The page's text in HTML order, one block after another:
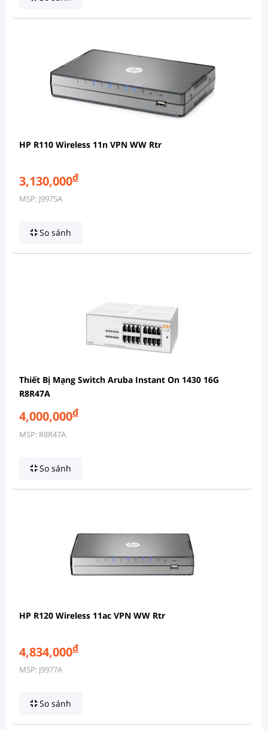
HP R110 Wireless 11n VPN WW Rtr
3,130,000đ
MSP: J9975A
So sánh
Thiết Bị Mạng Switch Aruba Instant On 1430 16G
R8R47A
4,000,000đ
MSP: R8R47A
So sánh
HP R120 Wireless 11ac VPN WW Rtr
4,834,000đ
MSP: J9977A
So sánh